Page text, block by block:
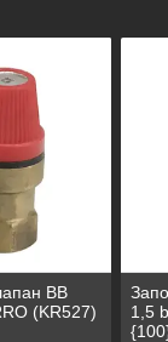
ВВ
(KR527)
1,5